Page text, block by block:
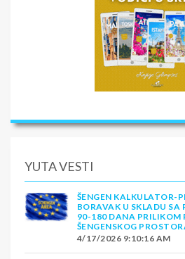
YUTA VESTI
ŠENGEN KALKULATOR-
BORAVAK U SKLADU
90-180 DANA PRILIKOM
ŠENGENSKOG
4/17/2026 9:10:16 AM